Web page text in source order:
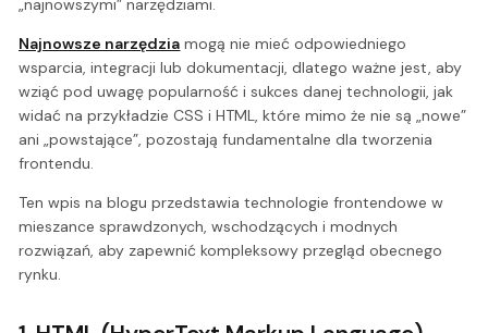
„najnowszymi” narzędziami.
Najnowsze narzędzia mogą nie mieć odpowiedniego
wsparcia, integracji lub dokumentacji, dlatego ważne jest, aby
wziąć pod uwagę popularność i sukces danej technologii, jak
widać na przykładzie CSS i HTML, które mimo że nie są „nowe”
ani „powstające”, pozostają fundamentalne dla tworzenia
frontendu.
Ten wpis na blogu przedstawia technologie frontendowe w
mieszance sprawdzonych, wschodzących i modnych
rozwiązań, aby zapewnić kompleksowy przegląd obecnego
rynku.